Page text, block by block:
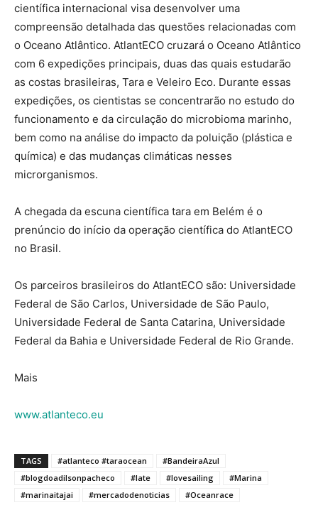
científica internacional visa desenvolver uma
compreensão detalhada das questões relacionadas com
o Oceano Atlântico. AtlantECO cruzará o Oceano Atlântico
com 6 expedições principais, duas das quais estudarão
as costas brasileiras, Tara e Veleiro Eco. Durante essas
expedições, os cientistas se concentrarão no estudo do
funcionamento e da circulação do microbioma marinho,
bem como na análise do impacto da poluição (plástica e
química) e das mudanças climáticas nesses
microrganismos.
A chegada da escuna científica tara em Belém é o
prenúncio do início da operação científica do AtlantECO
no Brasil.
Os parceiros brasileiros do AtlantECO são: Universidade
Federal de São Carlos, Universidade de São Paulo,
Universidade Federal de Santa Catarina, Universidade
Federal da Bahia e Universidade Federal de Rio Grande.
Mais
www.atlanteco.eu
TAGS #atlanteco #taraocean
#BandeiraAzul
#blogdoadilsonpacheco
#Iate #lovesailing
#Marina
#marinaitajai
#mercadodenoticias
#Oceanrace